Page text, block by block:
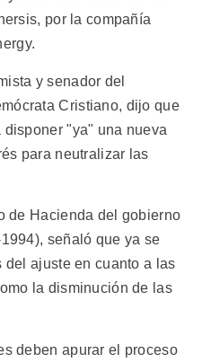
por la compañía
y senador del
Cristiano, dijo que
"ya" una nueva
para neutralizar las
de Hacienda del gobierno
señaló que ya se
ajuste en cuanto a las
la disminución de las
deben apurar el proceso